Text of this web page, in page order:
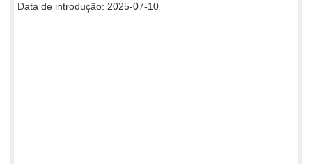
Data de introdução: 2025-07-10